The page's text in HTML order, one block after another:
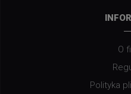
O
Polityka